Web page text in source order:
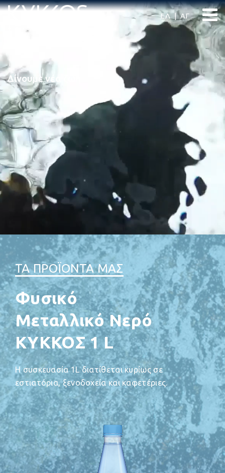
ΕΛ ΑΓ
Δίνουμε νέα ζωή
ΤΑ ΠΡΟΪΟΝΤΑ ΜΑΣ
Φυσικό
Μεταλλικό Νερό
ΚΥΚΚΟΣ 1 L
Η συσκευασία 1L διατίθεται κυρίως σε
εστιατόρια, ξενοδοχεία και καφετέριες.